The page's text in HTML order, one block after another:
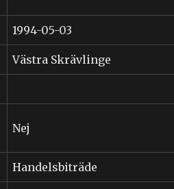
1994-05-03
Västra Skrävlinge
Nej
Handelsbiträde